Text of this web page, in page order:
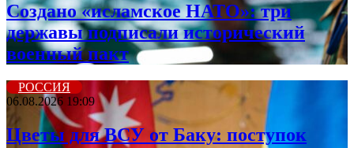
Создано «исламское НАТО»: три
державы подписали исторический
военный пакт
РОССИЯ
06.08.2026 19:09
Цветы для ВСУ от Баку: поступок